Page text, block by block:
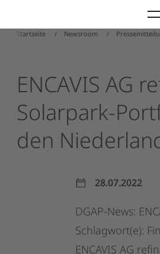
Startseite Newsroom
ENCAVIS AG
Solarpark-
den
28.07.2022
DGAP-News:
Schlagwort(e):
ENCAVIS AG